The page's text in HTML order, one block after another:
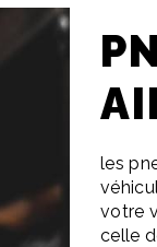
les
votre
celle